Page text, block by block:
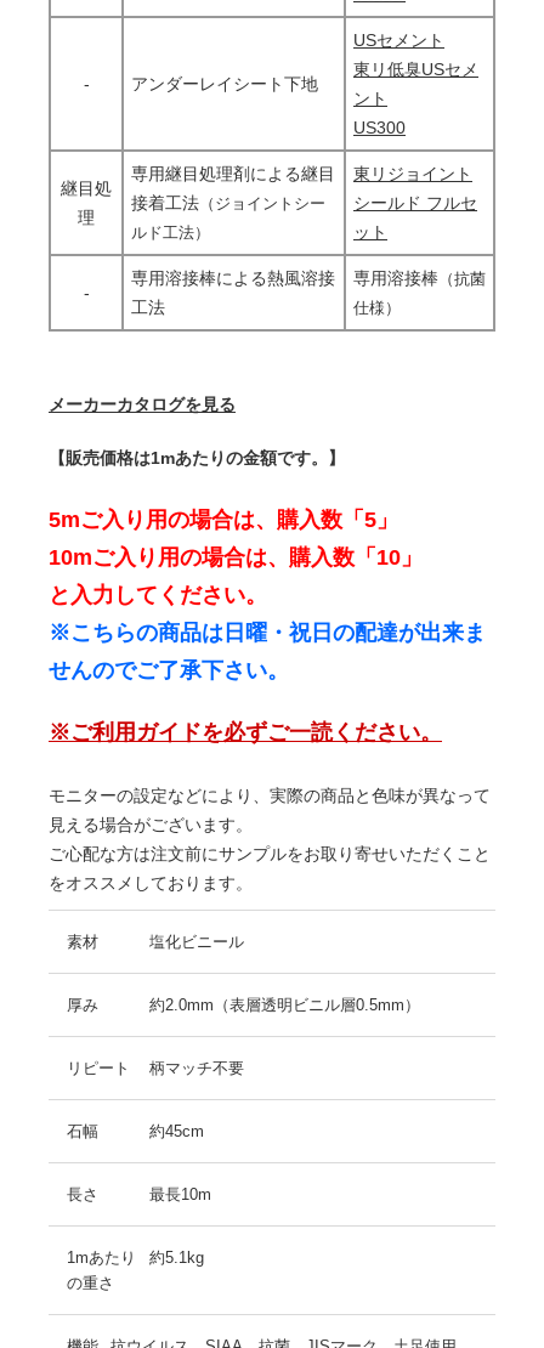
- アンダーレイシート下地
USセメント
東リ低臭USセメ
ント
US300
継目処
理
専用継目処理剤による継目
接着工法 （ジョイントシー
ルド工法）
東リジョイント
シールド フルセ
ット
-
専用溶接棒による熱風溶接
工法
専用溶接棒 （抗菌
仕様）
メーカーカタログを見る
【販売価格は1mあたりの金額です。】
5mご入り用の場合は、購入数「5」
10mご入り用の場合は、購入数「10」
と入力してください。
※こちらの商品は日曜・祝日の配達が出来ま
せんのでご了承下さい。
※ご利用ガイドを必ずご一読ください。
モニターの設定などにより、実際の商品と色味が異なって
見える場合がございます。
ご心配な方は注文前にサンプルをお取り寄せいただくこと
をオススメしております。
素材 塩化ビニール
厚み 約2.0mm（表層透明ビニル層0.5mm）
リピート 柄マッチ不要
石幅 約45cm
長さ 最長10m
1mあたり
の重さ
約5.1kg